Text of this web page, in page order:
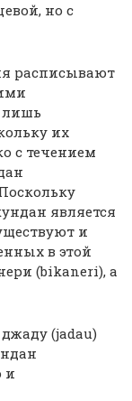
но с
расписывают
их
с течением
является
и
в этой
(bikaneri), а
(jadau)
и